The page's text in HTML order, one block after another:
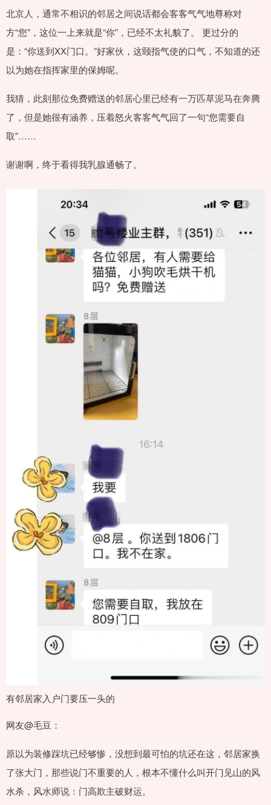
北京人，通常不相识的邻居之间说话都会客客气气地尊称对
方“您”，这位一上来就是“你”，已经不太礼貌了。 更过分的
是：“你送到XX门口。”好家伙，这颐指气使的口气，不知道的还
以为她在指挥家里的保姆呢。
我猜，此刻那位免费赠送的邻居心里已经有一万匹草泥马在奔腾
了，但是她很有涵养，压着怒火客客气气回了一句“您需要自
取”……
谢谢啊，终于看得我乳腺通畅了。
有邻居家入户门要压一头的
网友@毛豆：
原以为装修踩坑已经够惨，没想到最可怕的坑还在这，邻居家换
了张大门，那些说门不重要的人，根本不懂什么叫开门见山的风
水杀，风水师说：门高欺主破财运。